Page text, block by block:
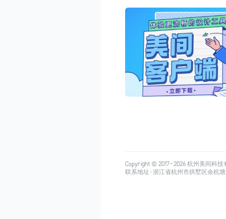
Copyright © 2017-2026杭州美间科技
联系地址：浙江省杭州市拱墅区余杭